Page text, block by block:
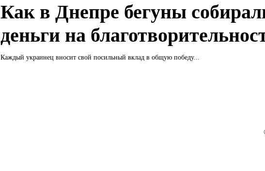
Как в Днепре бегуны
деньги на
Каждый украинец вносит свой посильный вклад в общую победу...